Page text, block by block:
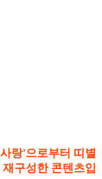
랑'으로부터 띠별
구성한 콘텐츠입